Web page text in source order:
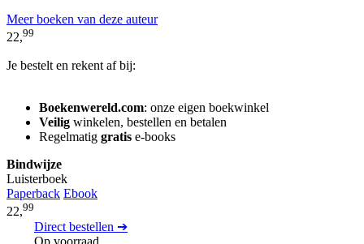
Meer boeken van deze auteur
22,99
Je bestelt en rekent af bij:
Boekenwereld.com: onze eigen boekwinkel
Veilig winkelen, bestellen en betalen
Regelmatig gratis e-books
Bindwijze
Luisterboek
Paperback Ebook
22,99
Direct bestellen ➔
Op voorraad